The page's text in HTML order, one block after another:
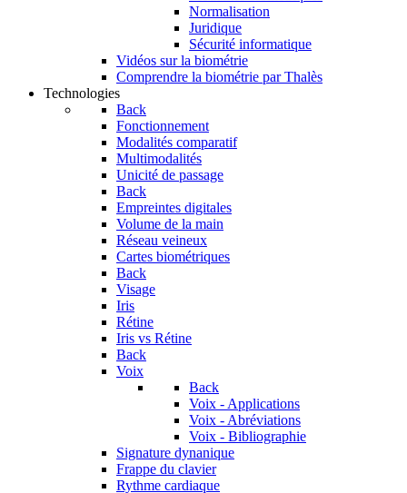
Normalisation
Juridique
Sécurité informatique
Vidéos sur la biométrie
Comprendre la biométrie par Thalès
Technologies
Back
Fonctionnement
Modalités comparatif
Multimodalités
Unicité de passage
Back
Empreintes digitales
Volume de la main
Réseau veineux
Cartes biométriques
Back
Visage
Iris
Rétine
Iris vs Rétine
Back
Voix
Back
Voix - Applications
Voix - Abréviations
Voix - Bibliographie
Signature dynanique
Frappe du clavier
Rythme cardiaque